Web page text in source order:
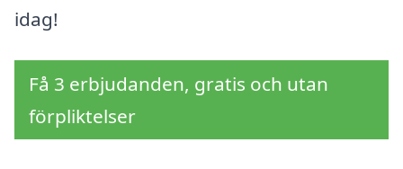
idag!
Få 3 erbjudanden, gratis och utan
förpliktelser